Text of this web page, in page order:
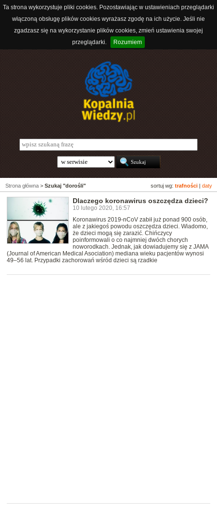
Ta strona wykorzystuje pliki cookies. Pozostawiając w ustawieniach przeglądarki
włączoną obsługę plików cookies wyrażasz zgodę na ich użycie. Jeśli nie
zgadzasz się na wykorzystanie plików cookies, zmień ustawienia swojej
przeglądarki.
Rozumiem
sortuj wg: trafności daty
Strona główna > Szukaj "dorośli"
Dlaczego koronawirus oszczędza dzieci?
10 lutego 2020, 16:57
Koronawirus 2019-nCoV zabił już ponad 900 osób,
ale z jakiegoś powodu oszczędza dzieci. Wiadomo,
że dzieci mogą się zarazić. Chińczycy
poinformowali o co najmniej dwóch chorych
noworodkach. Jednak, jak dowiadujemy się z JAMA
(Journal of American Medical Asociation) mediana wieku pacjentów wynosi
49–56 lat. Przypadki zachorowań wśród dzieci są rzadkie